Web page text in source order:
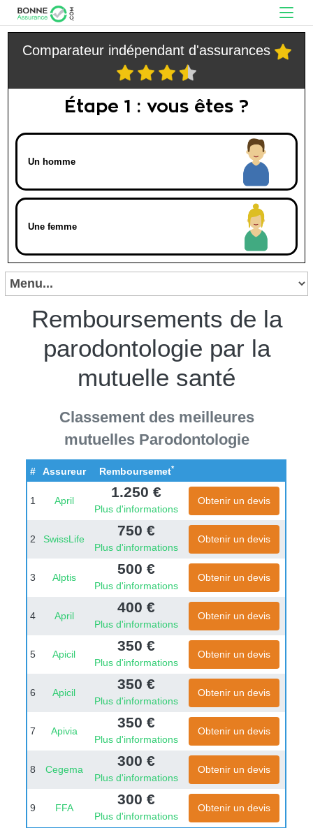
Comparateur indépendant d'assurances
Étape 1 : vous êtes ?
Un homme
Une femme
Remboursements de la
parodontologie par la
mutuelle santé
Classement des meilleures
mutuelles Parodontologie
# Assureur Remboursemet*
1 April
1.250 €
Plus d'informations
Obtenir un devis
2 SwissLife
750 €
Plus d'informations
Obtenir un devis
3 Alptis
500 €
Plus d'informations
Obtenir un devis
4 April
400 €
Plus d'informations
Obtenir un devis
5 Apicil
350 €
Plus d'informations
Obtenir un devis
6 Apicil
350 €
Plus d'informations
Obtenir un devis
7 Apivia
350 €
Plus d'informations
Obtenir un devis
8 Cegema
300 €
Plus d'informations
Obtenir un devis
9 FFA
300 €
Plus d'informations
Obtenir un devis